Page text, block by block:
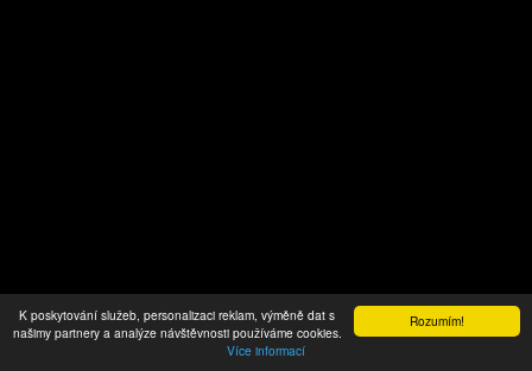
Rozumím!
K poskytování služeb, personalizaci reklam, výměně dat s
našimy partnery a analýze návštěvnosti používáme cookies.
Více informací